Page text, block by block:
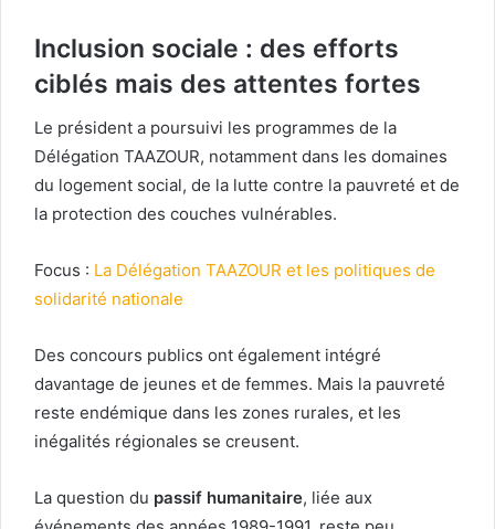
Inclusion sociale : des efforts
ciblés mais des attentes fortes
Le président a poursuivi les programmes de la
Délégation TAAZOUR, notamment dans les domaines
du logement social, de la lutte contre la pauvreté et de
la protection des couches vulnérables.
Focus : La Délégation TAAZOUR et les politiques de
solidarité nationale
Des concours publics ont également intégré
davantage de jeunes et de femmes. Mais la pauvreté
reste endémique dans les zones rurales, et les
inégalités régionales se creusent.
La question du passif humanitaire, liée aux